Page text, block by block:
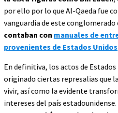
por ello por lo que Al-Qaeda fue
vanguardia de este conglomerado
contaban con manuales de
provenientes de Estados Unidos
En definitiva, los actos de
originado ciertas represalias que
vivir, así como la evidente
intereses del país